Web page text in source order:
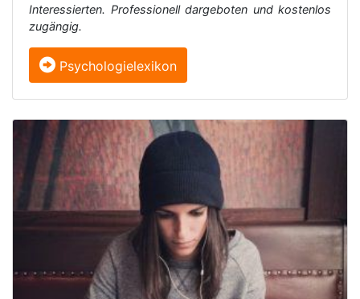
Interessierten. Professionell dargeboten und kostenlos
zugängig.
Psychologielexikon